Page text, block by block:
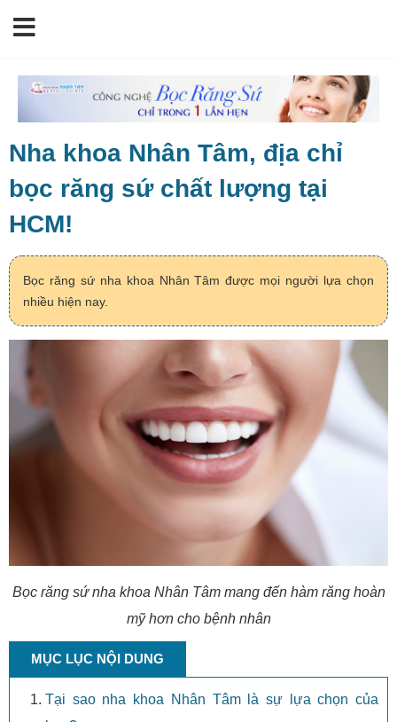
Nha khoa Nhân Tâm, địa chỉ
bọc răng sứ chất lượng tại
HCM!
Bọc răng sứ nha khoa Nhân Tâm được mọi người lựa chọn
nhiều hiện nay.
Bọc răng sứ nha khoa Nhân Tâm mang đến hàm răng hoàn
mỹ hơn cho bệnh nhân
MỤC LỤC NỘI DUNG
Tại sao nha khoa Nhân Tâm là sự lựa chọn của